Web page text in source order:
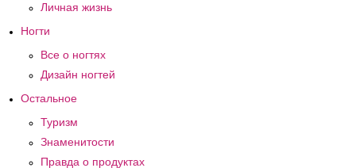
Личная жизнь
Ногти
Все о ногтях
Дизайн ногтей
Остальное
Туризм
Знаменитости
Правда о продуктах